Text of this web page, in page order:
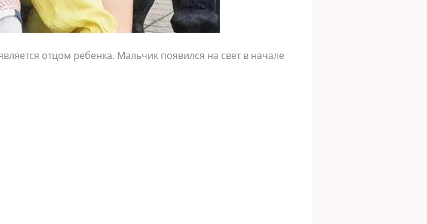
отцом ребенка. Мальчик появился на свет в начале